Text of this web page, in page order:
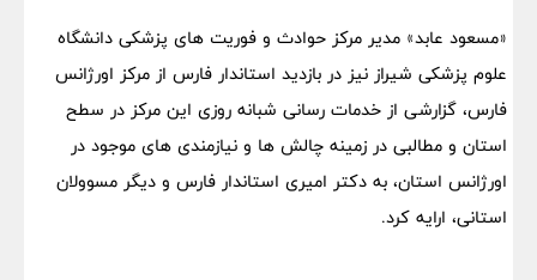
«مسعود عابد» مدیر مرکز حوادث و فوریت های پزشکی دانشگاه
علوم پزشکی شیراز نیز در بازدید استاندار فارس از مرکز اورژانس
فارس، گزارشی از خدمات رسانی شبانه روزی این مرکز در سطح
استان و مطالبی در زمینه چالش ها و نیازمندی های موجود در
اورژانس استان، به دکتر امیری استاندار فارس و دیگر مسوولان
استانی، ارایه کرد.